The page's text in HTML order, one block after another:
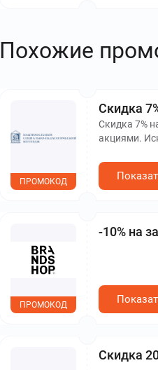
Похожие
Скидка
Скидка 7%
акциями.
ПРОМОКОД
-10% на
ПРОМОКОД
Скидка